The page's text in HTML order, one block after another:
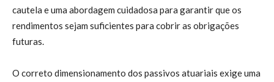
cautela e uma abordagem cuidadosa para garantir que os
rendimentos sejam suficientes para cobrir as obrigações
futuras.
O correto dimensionamento dos passivos atuariais exige uma